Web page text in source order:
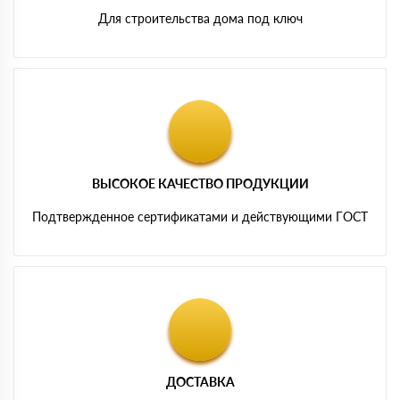
Для строительства дома под ключ
ВЫСОКОЕ КАЧЕСТВО ПРОДУКЦИИ
Подтвержденное сертификатами и действующими ГОСТ
ДОСТАВКА